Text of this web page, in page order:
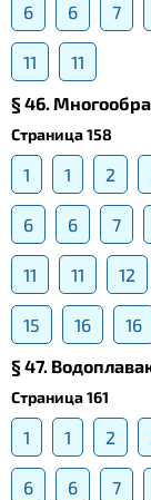
6 6 7
11
11
§ 46.
Страница 158
1 1 2
6 6 7
11 11 12
15 16 16
§ 47.
Страница 161
1 1 2
6 6 7